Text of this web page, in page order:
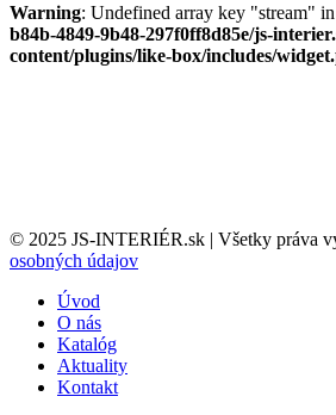
Warning: Undefined array key "stream" in
b84b-4849-9b48-297f0ff8d85e/js-
content/plugins/like-box/includes/
© 2025 JS-INTERIÉR.sk | Všetky práva
osobných údajov
Úvod
O nás
Katalóg
Aktuality
Kontakt